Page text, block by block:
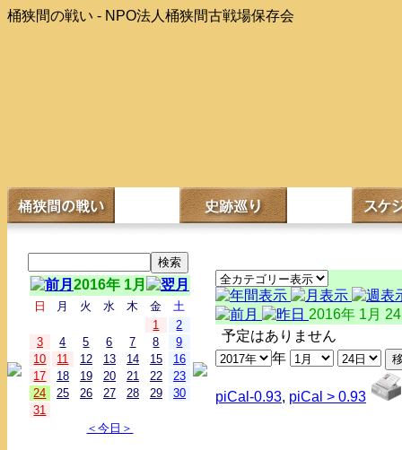
桶狭間の戦い - NPO法人桶狭間古戦場保存会
2016年 1月
日 月 火 水 木 金
土
1
2
3
4 5 6 7 8
9
10
11 12 13 14 15
16
17
18 19 20 21 22
23
24
25 26 27 28 29
30
31
＜今日＞
2016年 1月
予定はありません
年
piCal-0.93, piCal > 0.93